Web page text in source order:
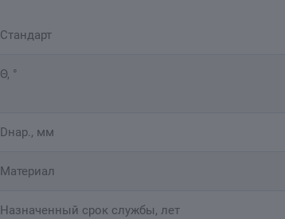
Стандарт
Θ, °
Dнар., мм
Материал
Назначенный срок службы, лет